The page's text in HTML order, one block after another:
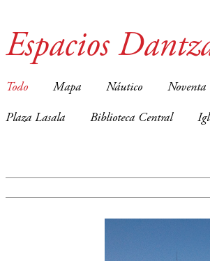
Espacios
Todo Mapa Náutico Noventa
Plaza Lasala Biblioteca Central